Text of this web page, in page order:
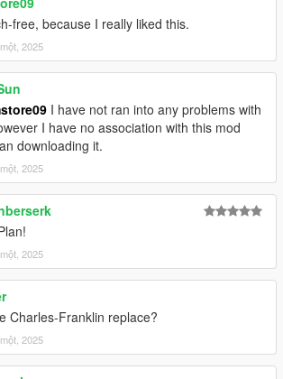
free, because I really liked this.
2025
I have not ran into any problems with
I have no association with this mod
downloading it.
2025
2025
Charles-Franklin replace?
2025